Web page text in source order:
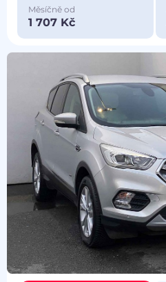
Měsíčně od
1 707 Kč